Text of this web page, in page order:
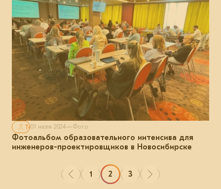
Только для авторизованных
01 июля 2024—Фото
Фотоальбом образовательного интенсива для
инженеров-проектировщиков в Новосибирске
1 2 3